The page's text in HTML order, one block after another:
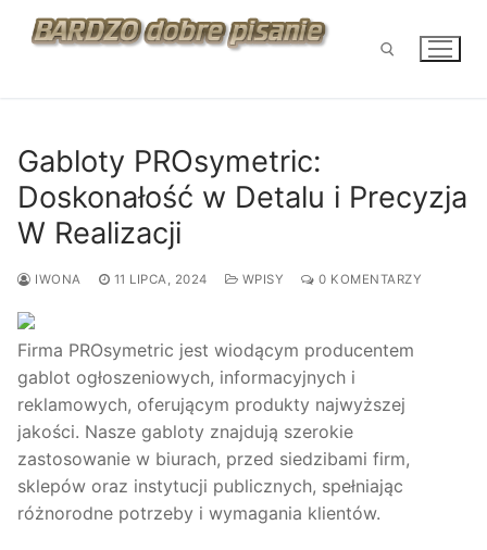
Przejdź
Gabloty PROsymetric:
Doskonałość w Detalu i Precyzja
W Realizacji
IWONA 11 LIPCA, 2024 WPISY 0 KOMENTARZY
Firma PROsymetric jest wiodącym producentem
gablot ogłoszeniowych, informacyjnych i
reklamowych, oferującym produkty najwyższej
jakości. Nasze gabloty znajdują szerokie
zastosowanie w biurach, przed siedzibami firm,
sklepów oraz instytucji publicznych, spełniając
różnorodne potrzeby i wymagania klientów.